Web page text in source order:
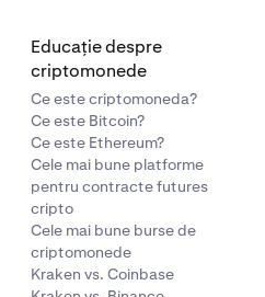
Educație despre
criptomonede
Ce este criptomoneda?
Ce este Bitcoin?
Ce este Ethereum?
Cele mai bune platforme
pentru contracte futures
cripto
Cele mai bune burse de
criptomonede
Kraken vs. Coinbase